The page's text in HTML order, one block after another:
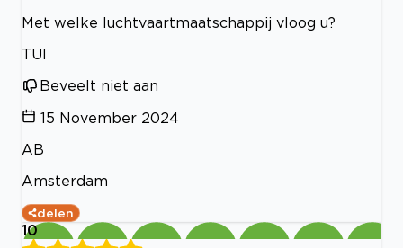
Met welke luchtvaartmaatschappij vloog u?
TUI
Beveelt niet aan
15 November 2024
AB
Amsterdam
delen
10